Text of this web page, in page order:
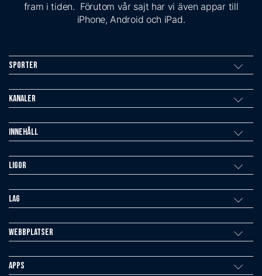
fram i tiden. Förutom vår sajt har vi även appar till
iPhone, Android och iPad.
Sporter
Kanaler
Innehåll
Ligor
Lag
Webbplatser
Apps